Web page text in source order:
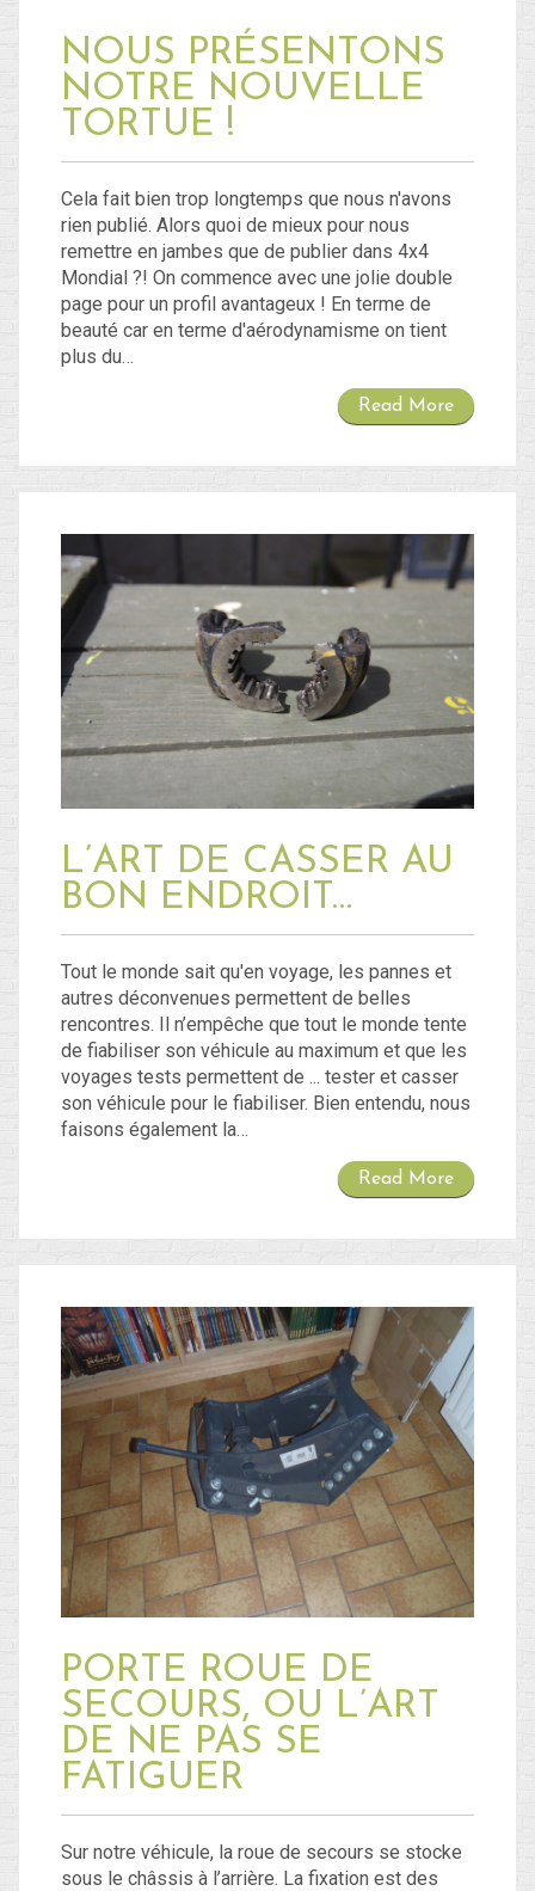
NOUS PRÉSENTONS
NOTRE NOUVELLE
TORTUE !
Cela fait bien trop longtemps que nous n'avons
rien publié. Alors quoi de mieux pour nous
remettre en jambes que de publier dans 4x4
Mondial ?! On commence avec une jolie double
page pour un profil avantageux ! En terme de
beauté car en terme d'aérodynamisme on tient
plus du…
Read More
L’ART DE CASSER AU
BON ENDROIT…
Tout le monde sait qu'en voyage, les pannes et
autres déconvenues permettent de belles
rencontres. Il n’empêche que tout le monde tente
de fiabiliser son véhicule au maximum et que les
voyages tests permettent de ... tester et casser
son véhicule pour le fiabiliser. Bien entendu, nous
faisons également la…
Read More
PORTE ROUE DE
SECOURS, OU L’ART
DE NE PAS SE
FATIGUER
Sur notre véhicule, la roue de secours se stocke
sous le châssis à l’arrière. La fixation est des